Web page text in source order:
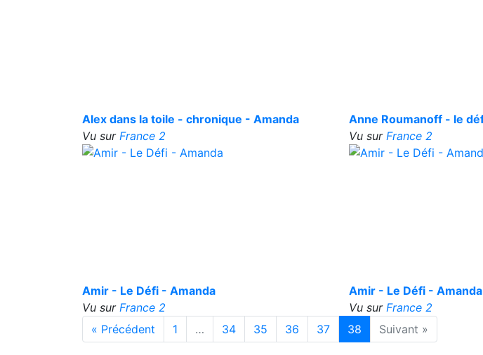
Alex dans la toile - chronique - Amanda
Vu sur France 2
Anne Roumanoff - le
Vu sur France 2
Amir - Le Défi - Amanda
Vu sur France 2
Amir - Le Défi - Amanda
Vu sur France 2
« Précédent
1 … 34 35 36 37 38 Suivant »